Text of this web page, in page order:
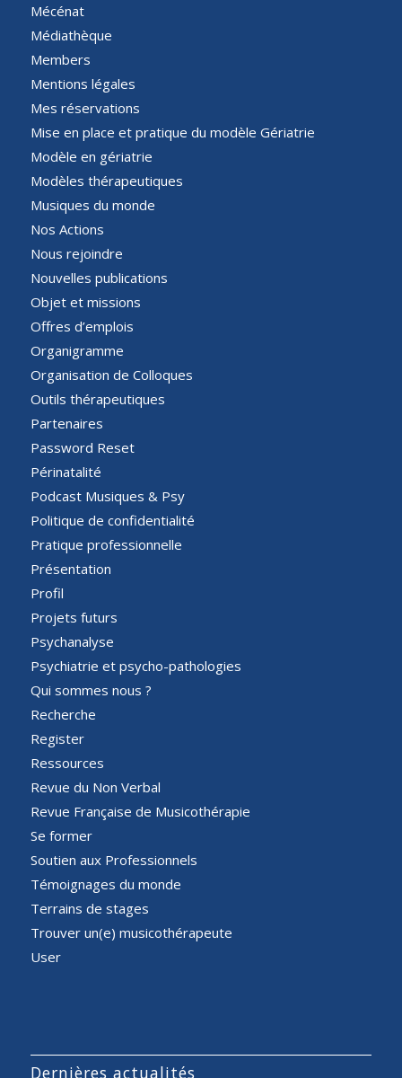
Mécénat
Médiathèque
Members
Mentions légales
Mes réservations
Mise en place et pratique du modèle Gériatrie
Modèle en gériatrie
Modèles thérapeutiques
Musiques du monde
Nos Actions
Nous rejoindre
Nouvelles publications
Objet et missions
Offres d’emplois
Organigramme
Organisation de Colloques
Outils thérapeutiques
Partenaires
Password Reset
Périnatalité
Podcast Musiques & Psy
Politique de confidentialité
Pratique professionnelle
Présentation
Profil
Projets futurs
Psychanalyse
Psychiatrie et psycho-pathologies
Qui sommes nous ?
Recherche
Register
Ressources
Revue du Non Verbal
Revue Française de Musicothérapie
Se former
Soutien aux Professionnels
Témoignages du monde
Terrains de stages
Trouver un(e) musicothérapeute
User
Dernières actualités